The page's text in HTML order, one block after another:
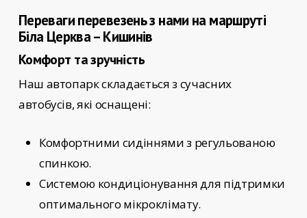
Переваги перевезень з нами на маршруті
Біла Церква – Кишинів
Комфорт та зручність
Наш автопарк складається з сучасних
автобусів, які оснащені:
Комфортними сидіннями з регульованою
спинкою.
Системою кондиціонування для підтримки
оптимального мікроклімату.